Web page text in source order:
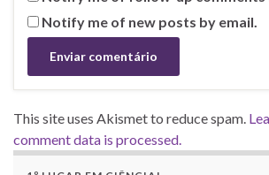
Notify me of new posts by email.
This site uses Akismet to reduce spam.
comment data is processed.